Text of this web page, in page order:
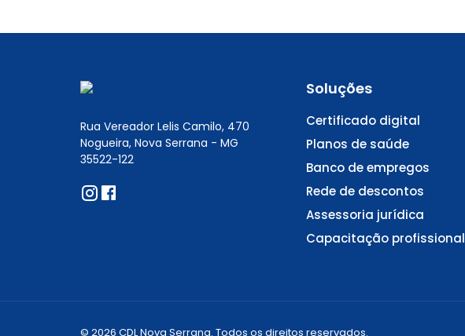
Rua Vereador Lelis Camilo, 470
Nogueira, Nova Serrana - MG
35522-122
Soluções
Certificado digital
Planos de saúde
Banco de empregos
Rede de descontos
Assessoria jurídica
Capacitação profissional
© 2026 CDL Nova Serrana. Todos os direitos reservados.